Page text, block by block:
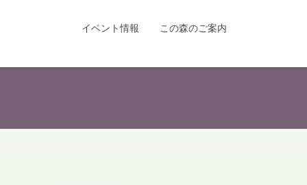
イベント情報 この森のご案内